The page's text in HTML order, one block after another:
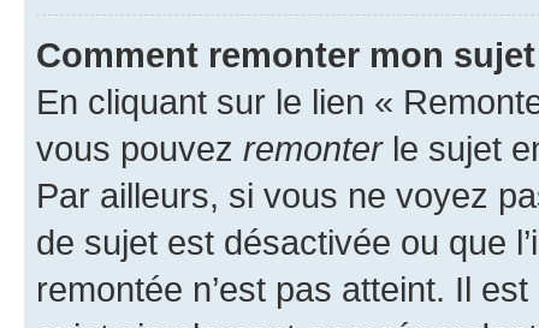
Comment remonter mon
En cliquant sur le lien «
vous pouvez remonterle sujet
Par ailleurs, si vous ne voyez
de sujet est désactivée ou que
remontée n’est pas atteint. Il